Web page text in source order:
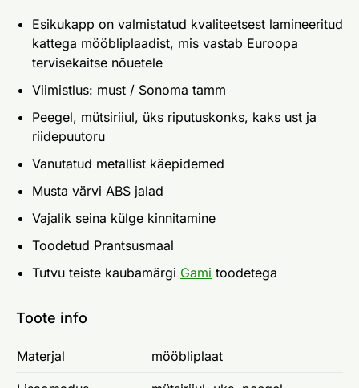
Esikukapp on valmistatud kvaliteetsest lamineeritud
kattega mööbliplaadist, mis vastab Euroopa
tervisekaitse nõuetele
Viimistlus: must / Sonoma tamm
Peegel, mütsiriiul, üks riputuskonks, kaks ust ja
riidepuutoru
Vanutatud metallist käepidemed
Musta värvi ABS jalad
Vajalik seina külge kinnitamine
Toodetud Prantsusmaal
Tutvu teiste kaubamärgi Gami toodetega
Toote info
Materjal mööbliplaat